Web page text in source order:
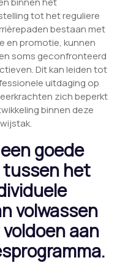
tot het reguliere
bestaan met
en promotie, kunnen
soms geconfronteerd
Dit kan leiden tot
uitdaging op
zich beperkt
binnen deze
goede
tussen het
volwassen
aan